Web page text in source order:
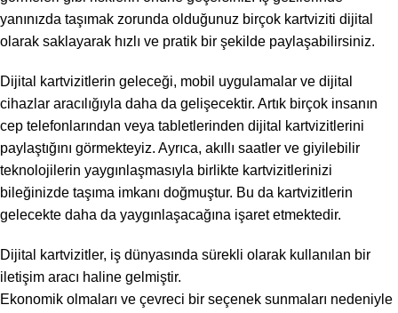
yanınızda taşımak zorunda olduğunuz birçok kartviziti dijital
olarak saklayarak hızlı ve pratik bir şekilde paylaşabilirsiniz.
Dijital kartvizitlerin geleceği, mobil uygulamalar ve dijital
cihazlar aracılığıyla daha da gelişecektir. Artık birçok insanın
cep telefonlarından veya tabletlerinden dijital kartvizitlerini
paylaştığını görmekteyiz. Ayrıca, akıllı saatler ve giyilebilir
teknolojilerin yaygınlaşmasıyla birlikte kartvizitlerinizi
bileğinizde taşıma imkanı doğmuştur. Bu da kartvizitlerin
gelecekte daha da yaygınlaşacağına işaret etmektedir.
Dijital kartvizitler, iş dünyasında sürekli olarak kullanılan bir
iletişim aracı haline gelmiştir.
Ekonomik olmaları ve çevreci bir seçenek sunmaları nedeniyle